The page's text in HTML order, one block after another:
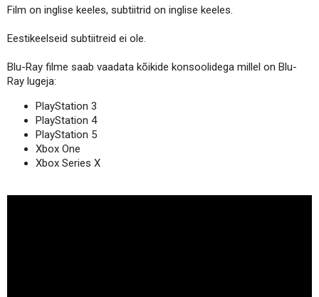
Film on inglise keeles, subtiitrid on inglise keeles.
Eestikeelseid subtiitreid ei ole.
Blu-Ray filme saab vaadata kõikide konsoolidega millel on Blu-
Ray lugeja:
PlayStation 3
PlayStation 4
PlayStation 5
Xbox One
Xbox Series X